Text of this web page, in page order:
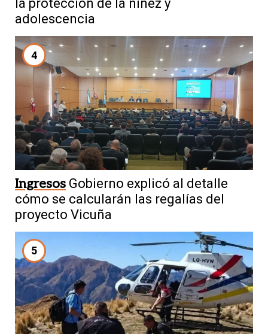
la protección de la niñez y
adolescencia
4
Ingresos Gobierno explicó al detalle
cómo se calcularán las regalías del
proyecto Vicuña
5